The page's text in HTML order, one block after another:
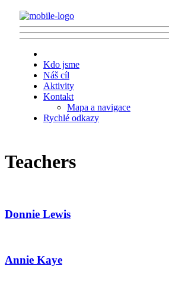
Kdo jsme
Náš cíl
Aktivity
Kontakt
Mapa a navigace
Rychlé odkazy
Teachers
Donnie Lewis
Annie Kaye